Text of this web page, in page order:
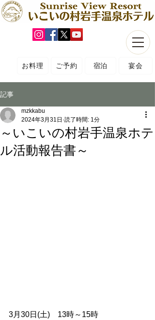
ご予約
お料理 宿泊 宴会
記事
～いこいの村岩手温泉ホテ
ル活動報告書～
mzkkabu
2024年3月31日 読了時間: 1分
3月30日(土)　13時～15時